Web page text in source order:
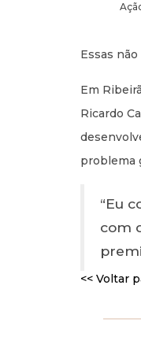
Essas
Em
Ricardo
problema
“Eu
com
<< Voltar